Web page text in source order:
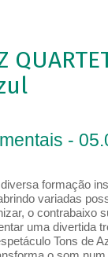
-
formação
variadas
o contrabaixo
uma divertida
Tons de